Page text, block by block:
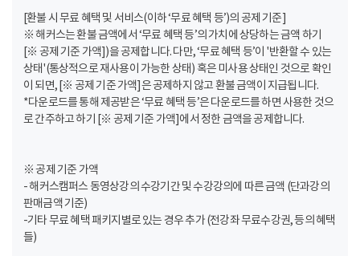
[환불 시 무료 혜택 및 서비스(이하 ‘무료 혜택 등’)의 공제 기준]
※ 해커스는 환불 금액에서 ‘무료 혜택 등’의 가치에 상당하는 금액 하기
[※ 공제 기준 가액])을 공제합니다. 다만, ‘무료 혜택 등’이 '반환할 수 있는
상태'(통상적으로 재사용이 가능한 상태) 혹은 미사용 상태인 것으로 확인
이 되면, [※ 공제 기준 가액]은 공제하지 않고 환불 금액이 지급됩니다.
*다운로드를 통해 제공받은 ‘무료 혜택 등’은 다운로드를 하면 사용한 것으
로 간주하고 하기 [※ 공제 기준 가액]에서 정한 금액을 공제합니다.
※ 공제 기준 가액
- 해커스캠퍼스 동영상강의 수강기간 및 수강강의에 따른 금액 (단과강의
판매금액 기준)
-기타 무료 혜택 패키지별로 있는 경우 추가 (전강좌 무료수강권, 등의 혜택
들)